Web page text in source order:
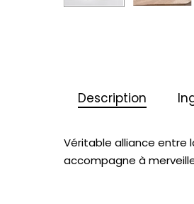
Description
Véritable alliance entre
accompagne à